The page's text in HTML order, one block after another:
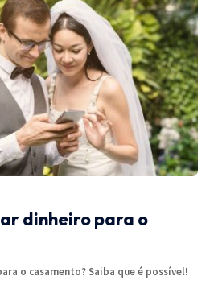
dinheiro para o
o casamento? Saiba que é possível!